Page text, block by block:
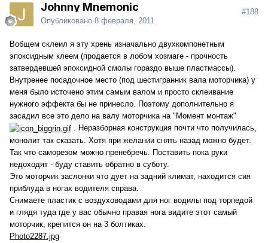
Johnny Mnemonic
Опубликовано 8 февраля, 2011
#188
Вобщем склеил я эту хрень изначально двухкомпонетным
эпоксидным клеем (продается в лобом хозмаге - прочность
затвердевшей эпоксидной смолы гораздо выше пластмассы).
Внутренее посадочное место (под шестигранник вала моторчика) у
меня было источено этим самым валом и просто склеивание
нужного эффекта бы не принесло. Поэтому дополнительно я
засадил все это дело на валу моторчика на "Момент монтаж"
. Неразборная конструкция почти что получилась,
монолит так сказать. Хотя при желании снять назад можно будет.
Так что саморезом можно пренебречь. Поставить пока руки
недоходят - буду ставить обратно в суботу.
Это моторчик заслонки что дует на задний климат, находится сия
приблуда в ногах водителя справа.
Снимаете пластик с воздуховодами для ног водилы под торпедой
и глядя туда где у вас обычно правая нога видите этот самый
моторчик, крепится он на 3 болтиках.
Photo2287.jpg